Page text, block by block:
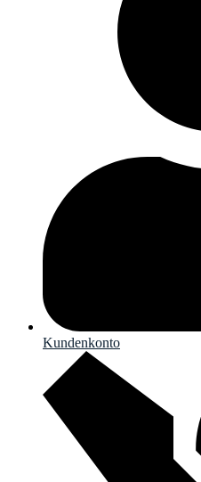
Kundenkonto